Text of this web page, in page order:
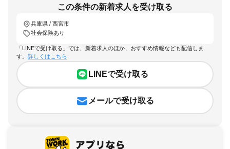
この条件の新着求人を受け取る
兵庫県 / 西宮市
社会保険あり
「LINEで受け取る」では、新着求人のほか、おすすめ情報なども配信しま
す。 詳しくはこちら
LINEで受け取る
メールで受け取る